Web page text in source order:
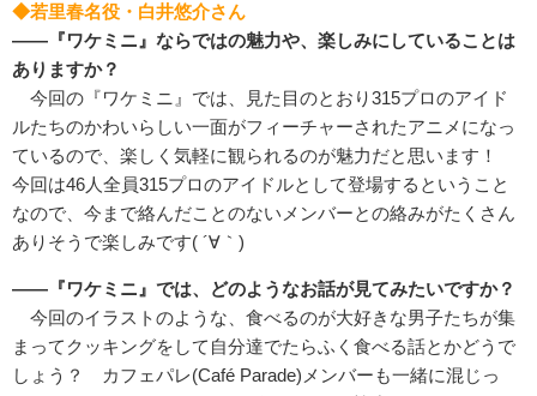
◆若里春名役・白井悠介さん
――『ワケミニ』ならではの魅力や、楽しみにしていることは
ありますか？
今回の『ワケミニ』では、見た目のとおり315プロのアイド
ルたちのかわいらしい一面がフィーチャーされたアニメになっ
ているので、楽しく気軽に観られるのが魅力だと思います！
今回は46人全員315プロのアイドルとして登場するということ
なので、今まで絡んだことのないメンバーとの絡みがたくさん
ありそうで楽しみです( ´∀｀)
――『ワケミニ』では、どのようなお話が見てみたいですか？
今回のイラストのような、食べるのが大好きな男子たちが集
まってクッキングをして自分達でたらふく食べる話とかどうで
しょう？ カフェパレ(Café Parade)メンバーも一緒に混じっ